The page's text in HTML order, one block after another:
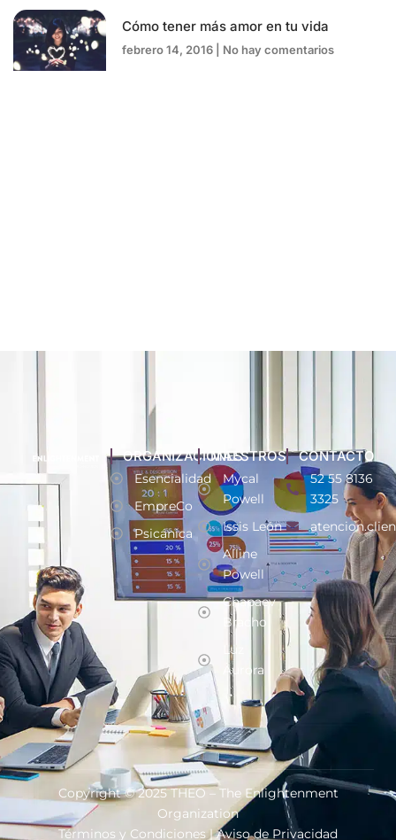
Cómo tener más amor en tu vida
febrero 14, 2016 No hay comentarios
ORGANIZACIONES
Esencialidad
EmpreCo
Psicánica
MAESTROS
Mycal
Powell
Issis León
Alline
Powell
Chapaev
Bracho
Luz
Aurora
CONTACTO
52 55 8136
3325
Copyright © 2025 THEO – The Enlightenment
Organization
Términos y Condiciones|Aviso de Privacidad